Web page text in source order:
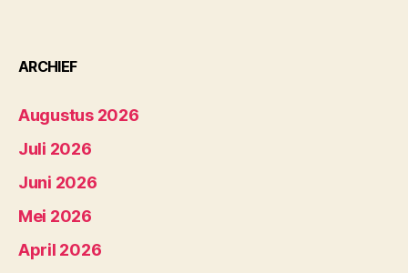
ARCHIEF
Augustus 2026
Juli 2026
Juni 2026
Mei 2026
April 2026